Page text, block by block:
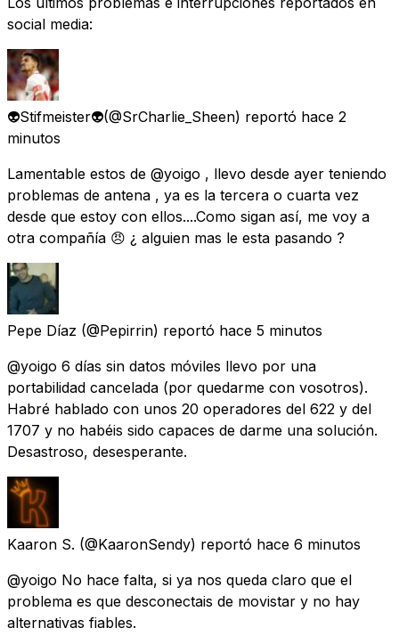
social media:
👽​Stifmeister👽​(@SrCharlie_Sheen) reportó hace 2
minutos
Lamentable estos de @yoigo , llevo desde ayer teniendo
problemas de antena , ya es la tercera o cuarta vez
desde que estoy con ellos....Como sigan así, me voy a
otra compañía 😠 ¿ alguien mas le esta pasando ?
Pepe Díaz (@Pepirrin) reportó hace 5 minutos
@yoigo 6 días sin datos móviles llevo por una
portabilidad cancelada (por quedarme con vosotros).
Habré hablado con unos 20 operadores del 622 y del
1707 y no habéis sido capaces de darme una solución.
Desastroso, desesperante.
Kaaron S. (@KaaronSendy) reportó hace 6 minutos
@yoigo No hace falta, si ya nos queda claro que el
problema es que desconectais de movistar y no hay
alternativas fiables.